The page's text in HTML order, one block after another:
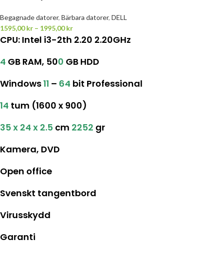
Begagnade datorer, Bärbara datorer, DELL
1595,00kr – 1995,00kr
CPU: Intel i3-2th 2.20 2.20GHz
4 GB RAM, 500 GB HDD
Windows11 – 64 bit Professional
14 tum (1600 x 900)
35 x 24 x 2.5 cm 2252 gr
Kamera, DVD
Open office
Svenskt tangentbord
Virusskydd
Garanti